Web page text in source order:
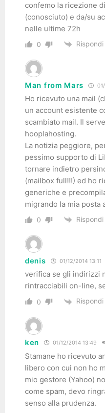
confemo la ricezione
(conosciuto) e da/su
nelle ultime 72h
0 Rispondi
Man from Mars
Ho ricevuto una mail
un account esistente
scambiato mail. Il
hooplahosting.
La notizia peggiore,
pessimo supporto di
tornare indietro
(mailbox full!!!) ed ho
generiche e
migrando la mia posta
0 Rispondi
denis 01/12/2014 13:11
verifica se gli indirizzi
rintracciabili on-line,
0 Rispondi
ken 01/12/2014 13:49
Stamane ho ricevuto
libero con cui non ho
mio gestore (Yahoo)
come spam, devo
senso alla prudenza.